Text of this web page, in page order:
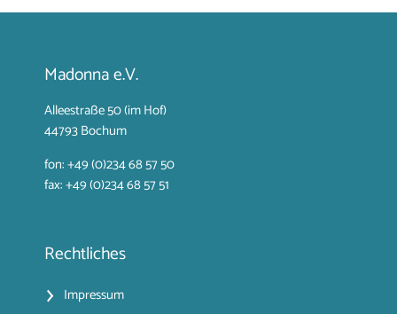
Madonna e.V.
Alleestraße 50 (im Hof)
44793 Bochum
fon: +49 (0)234 68 57 50
fax: +49 (0)234 68 57 51
Rechtliches
Impressum